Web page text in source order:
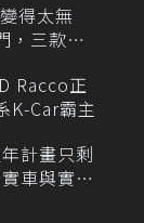
得太無
，三款手
Racco正
Car霸主
計畫只剩
車與實體